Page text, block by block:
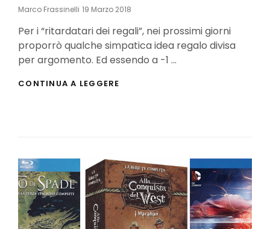
Marco Frassinelli Posted
19 Marzo 2018
Per i “ritardatari dei regali”, nei prossimi giorni
proporrò qualche simpatica idea regalo divisa
per argomento. Ed essendo a -1 …
CONTINUA A LEGGERE
STAR
WARS